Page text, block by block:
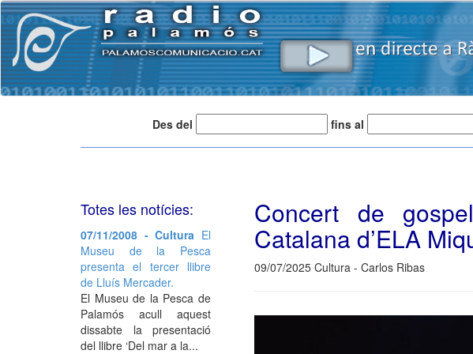
Des del fins al
Concert de
Catalana d’ELA
09/07/2025 Cultura - Carlos Ribas
Totes les notícies:
07/11/2008 - Cultura El
Museu de la Pesca
presenta el tercer llibre
de Lluís Mercader.
El Museu de la Pesca de
Palamós acull aquest
dissabte la presentació
del llibre ‘Del mar a la...